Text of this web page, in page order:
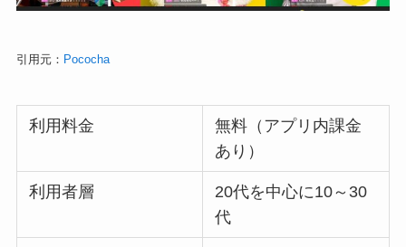
引用元： Pococha
利用料金
無料（アプリ内課金
あり）
利用者層
20代を中心に10～30
代